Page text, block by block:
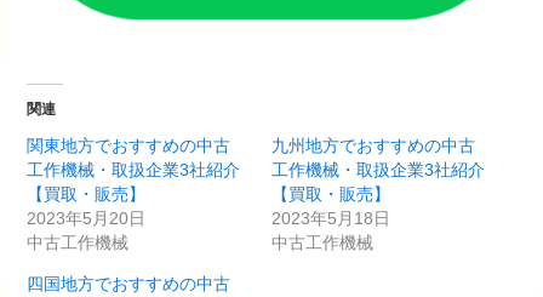
関連
関東地方でおすすめの中古
工作機械・取扱企業3社紹介
【買取・販売】
2023年5月20日
中古工作機械
九州地方でおすすめの中古
工作機械・取扱企業3社紹介
【買取・販売】
2023年5月18日
中古工作機械
四国地方でおすすめの中古